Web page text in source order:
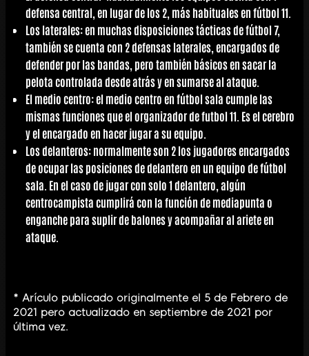
defensa central, en lugar de los 2, más habituales en fútbol 11.
Los laterales: en muchas disposiciones tácticas de fútbol 7,
también se cuenta con 2 defensas laterales, encargados de
defender por las bandas, pero también básicos en sacar la
pelota controlada desde atrás y en sumarse al ataque.
El medio centro: el medio centro en fútbol sala cumple las
mismas funciones que el organizador de futbol 11. Es el cerebro
y el encargado en hacer jugar a su equipo.
Los delanteros: normalmente son 2 los jugadores encargados
de ocupar las posiciones de delantero en un equipo de fútbol
sala. En el caso de jugar con solo 1 delantero, algún
centrocampista cumplirá con la función de mediapunta o
enganche para suplir de balones y acompañar al ariete en
ataque.
* Arículo publicado originalmente el 5 de Febrero de
2021 pero actualizado en septiembre de 2021 por
última vez.